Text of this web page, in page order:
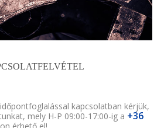
kapcsolatban kérjük,
mely H-P 09:00-17:00-ig a +36